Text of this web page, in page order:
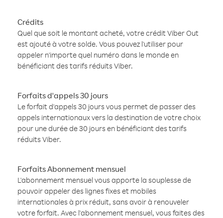
Crédits
Quel que soit le montant acheté, votre crédit Viber Out
est ajouté à votre solde. Vous pouvez l'utiliser pour
appeler n'importe quel numéro dans le monde en
bénéficiant des tarifs réduits Viber.
Forfaits d'appels 30 jours
Le forfait d'appels 30 jours vous permet de passer des
appels internationaux vers la destination de votre choix
pour une durée de 30 jours en bénéficiant des tarifs
réduits Viber.
Forfaits Abonnement mensuel
L'abonnement mensuel vous apporte la souplesse de
pouvoir appeler des lignes fixes et mobiles
internationales à prix réduit, sans avoir à renouveler
votre forfait. Avec l'abonnement mensuel, vous faites des